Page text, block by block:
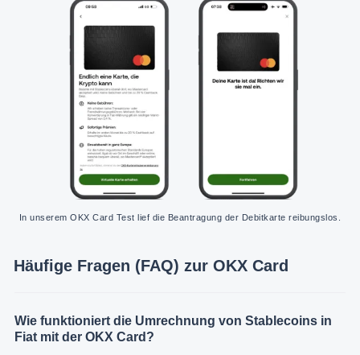
In unserem OKX Card Test lief die Beantragung der Debitkarte reibungslos.
Häufige Fragen (FAQ) zur OKX Card
Wie funktioniert die Umrechnung von Stablecoins in
Fiat mit der OKX Card?